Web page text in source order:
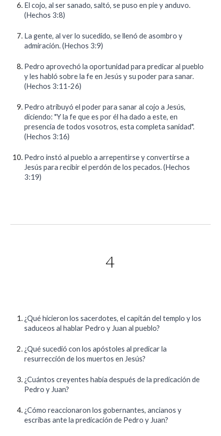
El cojo, al ser sanado, saltó, se puso en pie y anduvo.
(Hechos 3:8)
La gente, al ver lo sucedido, se llenó de asombro y
admiración. (Hechos 3:9)
Pedro aprovechó la oportunidad para predicar al pueblo
y les habló sobre la fe en Jesús y su poder para sanar.
(Hechos 3:11-26)
Pedro atribuyó el poder para sanar al cojo a Jesús,
diciendo: "Y la fe que es por él ha dado a este, en
presencia de todos vosotros, esta completa sanidad".
(Hechos 3:16)
Pedro instó al pueblo a arrepentirse y convertirse a
Jesús para recibir el perdón de los pecados. (Hechos
3:19)
4
¿Qué hicieron los sacerdotes, el capitán del templo y los
saduceos al hablar Pedro y Juan al pueblo?
¿Qué sucedió con los apóstoles al predicar la
resurrección de los muertos en Jesús?
¿Cuántos creyentes había después de la predicación de
Pedro y Juan?
¿Cómo reaccionaron los gobernantes, ancianos y
escribas ante la predicación de Pedro y Juan?